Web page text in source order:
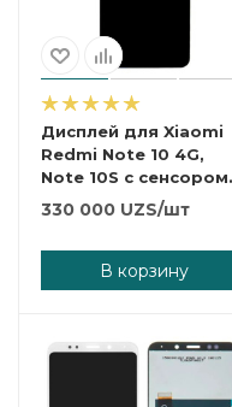
Дисплей для Xiaomi
Redmi Note 10 4G,
Note 10S с сенсором
без рамки, черный,
330 000 UZS/шт
В корзину